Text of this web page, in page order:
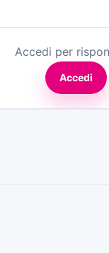
Accedi per
Accedi